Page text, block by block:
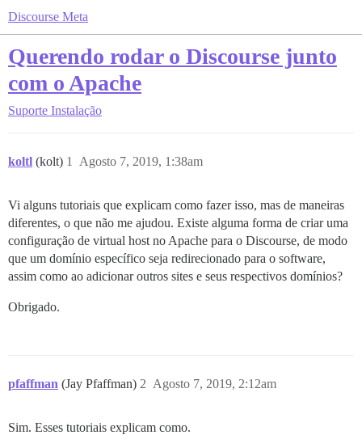
Discourse Meta
Querendo rodar o Discourse junto
com o Apache
Suporte Instalação
koltl (kolt) Agosto 7, 2019, 1:38am
1
Vi alguns tutoriais que explicam como fazer isso, mas de maneiras
diferentes, o que não me ajudou. Existe alguma forma de criar uma
configuração de virtual host no Apache para o Discourse, de modo
que um domínio específico seja redirecionado para o software,
assim como ao adicionar outros sites e seus respectivos domínios?
Obrigado.
pfaffman (Jay Pfaffman) Agosto 7, 2019, 2:12am
2
Sim. Esses tutoriais explicam como.